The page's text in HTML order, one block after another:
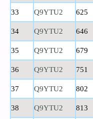
33 Q9YTU2 625
34 Q9YTU2 646
35 Q9YTU2 679
36 Q9YTU2 751
37 Q9YTU2 802
38 Q9YTU2 813